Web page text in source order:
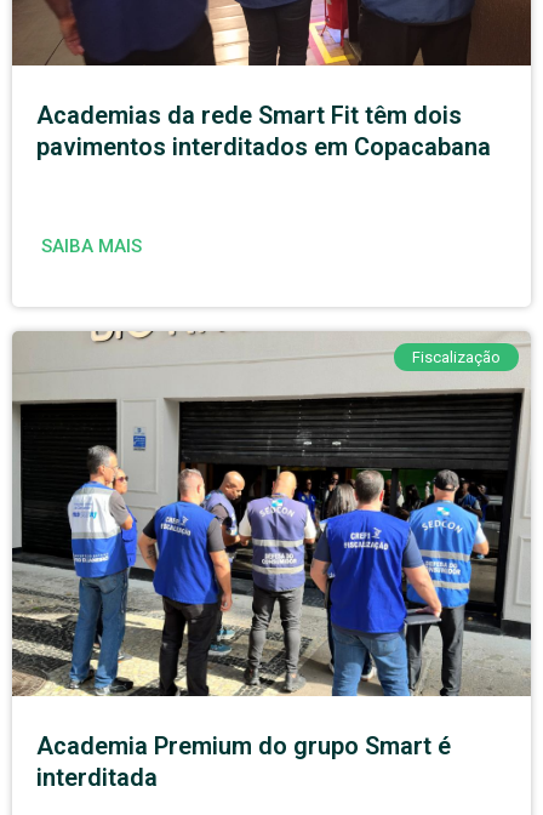
Academias da rede Smart Fit têm dois
pavimentos interditados em Copacabana
SAIBA MAIS
Fiscalização
Academia Premium do grupo Smart é
interditada